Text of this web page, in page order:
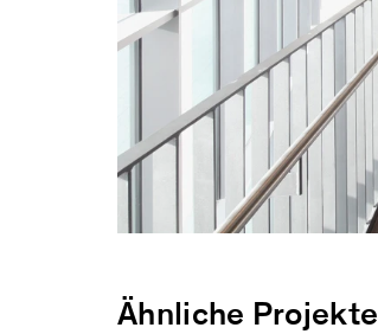
Ähnliche Projekte